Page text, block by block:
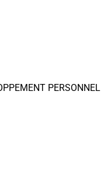
PERSONNEL